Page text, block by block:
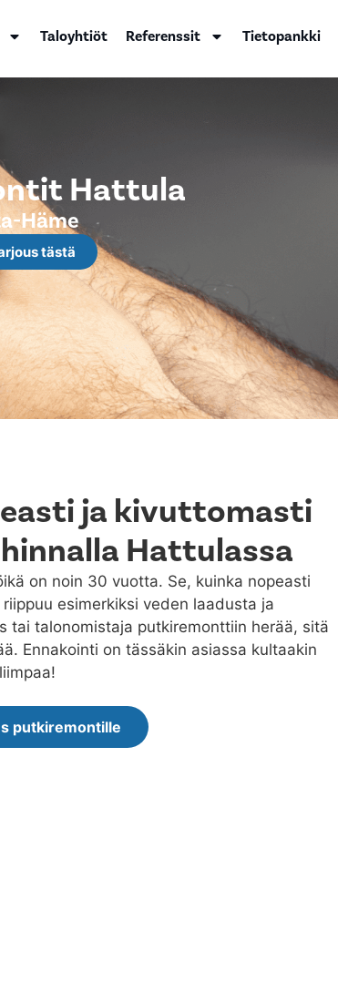
Taloyhtiöt Referenssit Tietopankki
Hattula
Häme
tästä
ja kivuttomasti
Hattulassa
on noin 30 vuotta. Se, kuinka nopeasti
esimerkiksi veden laadusta ja
tai talonomistaja putkiremonttiin herää, sitä
Ennakointi on tässäkin asiassa kultaakin
putkiremontille